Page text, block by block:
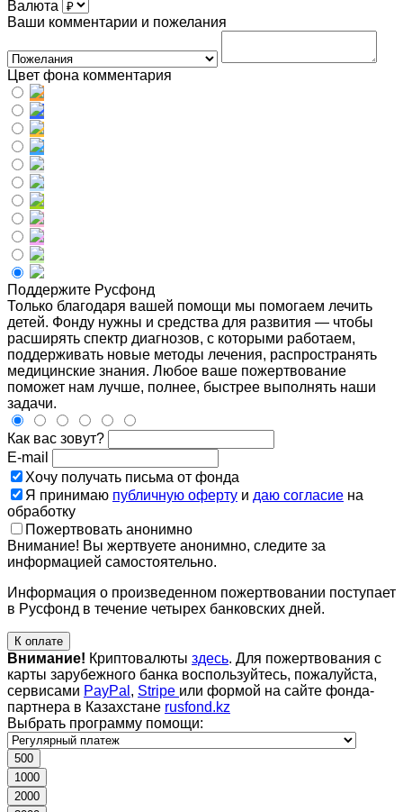
Валюта
Ваши комментарии и пожелания
Цвет фона комментария
Поддержите Русфонд
Только благодаря вашей помощи мы помогаем лечить
детей. Фонду нужны и средства для развития — чтобы
расширять спектр диагнозов, с которыми работаем,
поддерживать новые методы лечения, распространять
медицинские знания. Любое ваше пожертвование
поможет нам лучше, полнее, быстрее выполнять наши
задачи.
Как вас зовут?
E-mail
Хочу получать письма от фонда
Я принимаю публичную оферту и даю согласие на
обработку
Пожертвовать анонимно
Внимание! Вы жертвуете анонимно, следите за
информацией самостоятельно.
Информация о произведенном пожертвовании поступает
в Русфонд в течение четырех банковских дней.
К оплате
Внимание! Криптовалюты здесь. Для пожертвования с
карты зарубежного банка воспользуйтесь, пожалуйста,
сервисами PayPal , Stripe или формой на сайте фонда-
партнера в Казахстане rusfond.kz
Выбрать программу помощи:
500
1000
2000